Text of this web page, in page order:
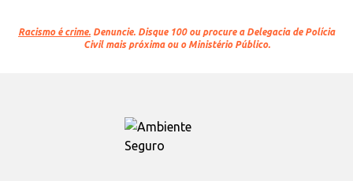
Racismo é crime. Denuncie. Disque 100 ou procure a Delegacia de Polícia
Civil mais próxima ou o Ministério Público.